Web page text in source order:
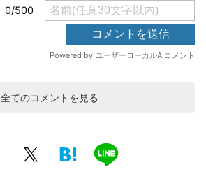
全てのコメントを見る